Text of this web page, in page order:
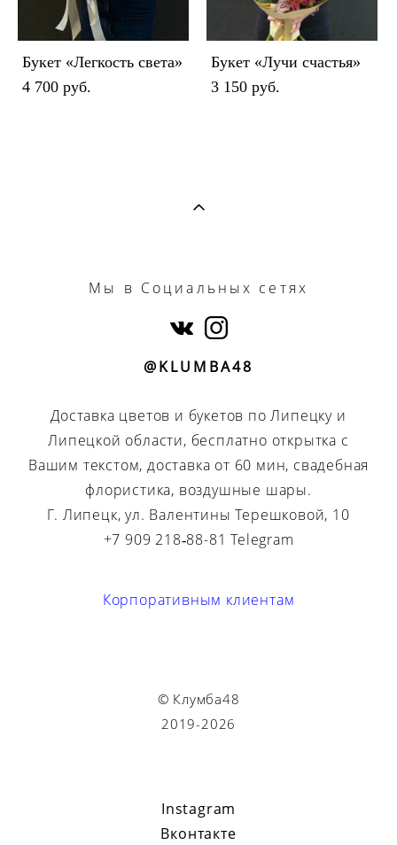
Букет «Легкость света»
4 700 pуб.
Букет «Лучи счастья»
3 150 pуб.
Мы в Социальных сетях
@KLUMBA48
Доставка цветов и букетов по Липецку и
Липецкой области, бесплатно открытка с
Вашим текстом, доставка от 60 мин, свадебная
флористика, воздушные шары.
Г. Липецк, ул. Валентины Терешковой, 10
+7 909 218‑88-81 Telegram
Корпоративным клиентам
© Клумба48
2019-2026
Instagram
Вконтакте